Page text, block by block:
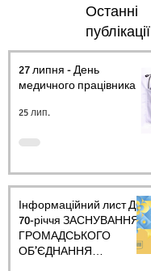
Останні
публікації
27 липня - День
медичного працівника.
25 лип.
Інформаційний лист ДО
70-річчя ЗАСНУВАННЯ
ГРОМАДСЬКОГО
ОБ’ЄДНАННЯ